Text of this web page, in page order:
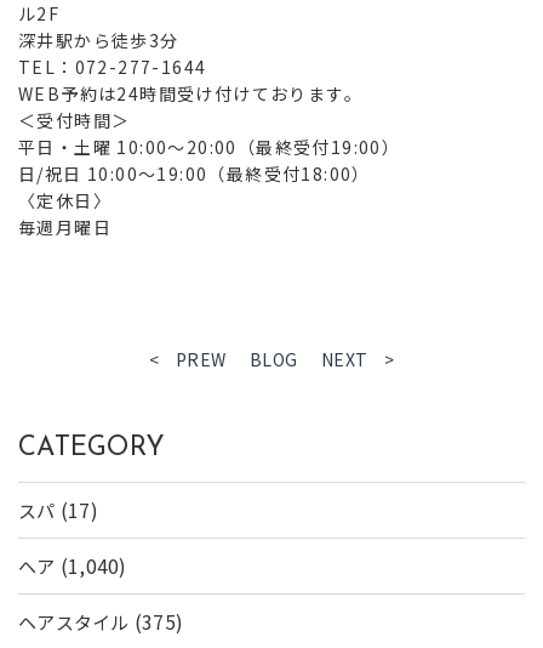
ル2F
深井駅から徒歩3分
TEL：072-277-1644
WEB予約は24時間受け付けております。
＜受付時間＞
平日・土曜 10:00～20:00（最終受付19:00）
日/祝日 10:00～19:00（最終受付18:00）
〈定休日〉
毎週月曜日
< PREW BLOG NEXT >
CATEGORY
スパ (17)
ヘア (1,040)
ヘアスタイル (375)